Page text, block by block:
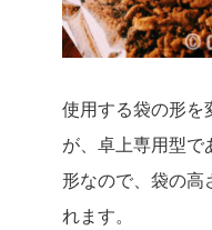
使用する袋の形を
が、卓上専用型で
形なので、袋の高
れます。